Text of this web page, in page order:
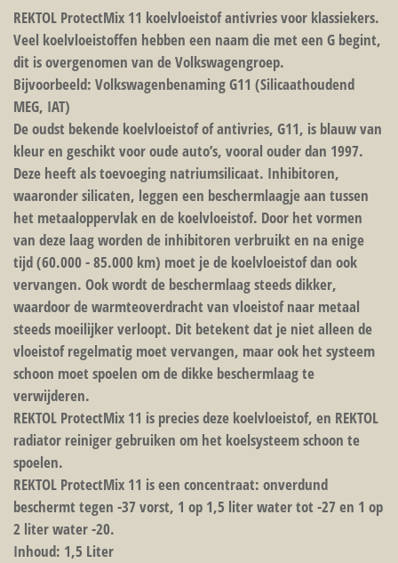
REKTOL ProtectMix 11 koelvloeistof antivries voor klassiekers.
Veel koelvloeistoffen hebben een naam die met een G begint,
dit is overgenomen van de Volkswagengroep.
Bijvoorbeeld: Volkswagenbenaming G11 (Silicaathoudend
MEG, IAT)
De oudst bekende koelvloeistof of antivries, G11, is blauw van
kleur en geschikt voor oude auto’s, vooral ouder dan 1997.
Deze heeft als toevoeging natriumsilicaat. Inhibitoren,
waaronder silicaten, leggen een beschermlaagje aan tussen
het metaaloppervlak en de koelvloeistof. Door het vormen
van deze laag worden de inhibitoren verbruikt en na enige
tijd (60.000 - 85.000 km) moet je de koelvloeistof dan ook
vervangen. Ook wordt de beschermlaag steeds dikker,
waardoor de warmteoverdracht van vloeistof naar metaal
steeds moeilijker verloopt. Dit betekent dat je niet alleen de
vloeistof regelmatig moet vervangen, maar ook het systeem
schoon moet spoelen om de dikke beschermlaag te
verwijderen.
REKTOL ProtectMix 11 is precies deze koelvloeistof, en REKTOL
radiator reiniger gebruiken om het koelsysteem schoon te
spoelen.
REKTOL ProtectMix 11 is een concentraat: onverdund
beschermt tegen -37 vorst, 1 op 1,5 liter water tot -27 en 1 op
2 liter water -20.
Inhoud: 1,5 Liter